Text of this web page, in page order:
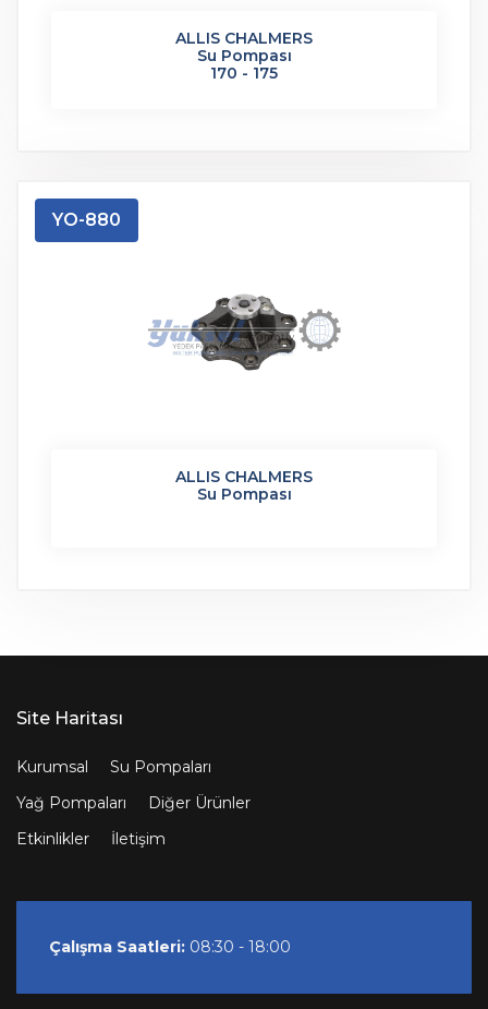
ALLIS CHALMERS
Su Pompası
170 - 175
ALLIS CHALMERS
Su Pompası
YO-880
Site Haritası
Kurumsal
Su Pompaları
Yağ Pompaları
Diğer Ürünler
Etkinlikler
İletişim
Çalışma Saatleri: 08:30 - 18:00